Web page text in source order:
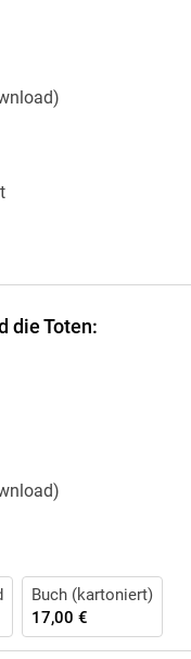
die Toten:
Buch (kartoniert)
17,00 €